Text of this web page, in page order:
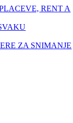
RENT A
ZA SNIMANJE